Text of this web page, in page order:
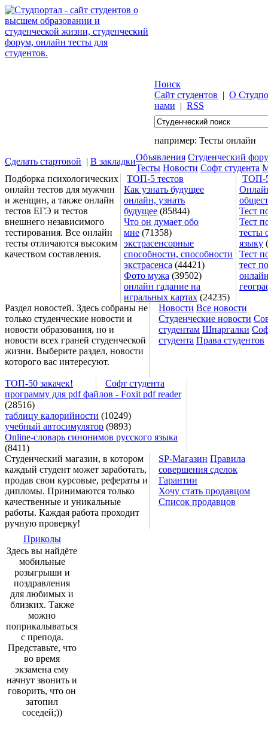
Поиск
Сайт студентов | О
нами | RSS
например: Тесты онлайн
Сделать стартовой | В закладкиОбъявления Студенческий
Тесты Новости Софт студента
Подборка психологических
онлайн тестов для мужчин
и женщин, а также онлайн
тестов ЕГЭ и тестов
внешнего независимого
тестирования. Все онлайн
тесты отличаются высоким
качеством составления.
ТОП-5 тестов
ТОП-
Как узнать будущее
онлайн, узнать
будущее (85844)
Что он думает обо
мне (71358)
экстрасенсорные
способности, способности
экстрасенса (44421)
Фото мужа (39502)
онлайн гадание на
игральных картах (24235)
Тест
Тест
тесты
языку
Тест
тест
Раздел новостей. Здесь собраны не
только студенческие новости и
новости образования, но и
новости всех граней студенческой
жизни. Выберите раздел, новости
которого вас интересуют.
Новости Все новости
Студенческие новости
студентам Шпаргалки
студента Права студентов
ТОП-50 закачек!
Софт студента
программу для pdf файлов - Foxit pdf reader
(28516)
таблицу калорийности (10249)
учебный автосимулятор (9893)
Online-словарь синонимов русского языка
(8411)
Студенческий магазин, в котором
каждый студент может заработать,
продав свои курсовые, рефераты и
дипломы. Принимаются только
качественные и уникальные
работы. Каждая работа проходит
ручную проверку!
SP-Магазин Правила
совершения сделок
Гарантии
Хочу стать продавцом
Список продавцов
Приколы
Здесь вы найдёте
мобильные
розыгрыши и
поздравления
для любимых и
близких. Также
можно
поприкалываться
с препода.
Представьте, что
во время
экзамена ему
начнут звонить и
говорить, что он
затопил
соседей;))